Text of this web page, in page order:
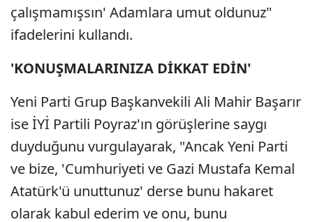
çalışmamışsın' Adamlara umut oldunuz"
ifadelerini kullandı.
'KONUŞMALARINIZA DİKKAT EDİN'
Yeni Parti Grup Başkanvekili Ali Mahir Başarır
ise İYİ Partili Poyraz'ın görüşlerine saygı
duyduğunu vurgulayarak, "Ancak Yeni Parti
ve bize, 'Cumhuriyeti ve Gazi Mustafa Kemal
Atatürk'ü unuttunuz' derse bunu hakaret
olarak kabul ederim ve onu, bunu